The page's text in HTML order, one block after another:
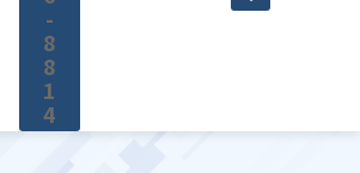
-
8
8
1
4